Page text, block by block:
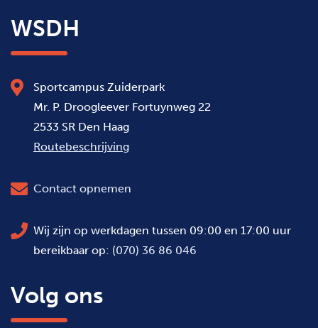
WSDH
Sportcampus Zuiderpark
Mr. P. Droogleever Fortuynweg 22
2533 SR Den Haag
Routebeschrijving
Contact opnemen
Wij zijn op werkdagen tussen 09:00 en 17:00 uur
bereikbaar op: (070) 36 86 046
Volg ons